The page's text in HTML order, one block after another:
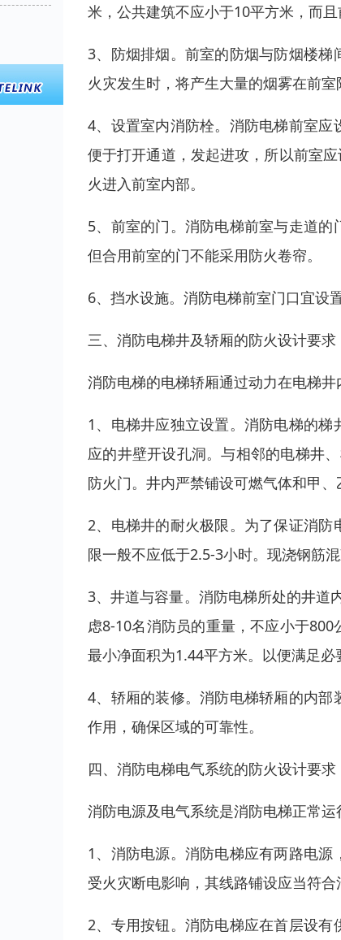
米，公共建筑不应小于10平方米，而且
3、防烟排烟。前室的防烟与防烟楼
火灾发生时，将产生大量的烟雾在前
4、设置室内消防栓。消防电梯前室
便于打开通道，发起进攻，所以前室
火进入前室内部。
5、前室的门。消防电梯前室与走道
但合用前室的门不能采用防火卷帘。
6、挡水设施。消防电梯前室门口宜设
三、消防电梯井及轿厢的防火设计要求
消防电梯的电梯轿厢通过动力在电梯
1、电梯井应独立设置。消防电梯的
应的井壁开设孔洞。与相邻的电梯井
防火门。井内严禁铺设可燃气体和甲、
2、电梯井的耐火极限。为了保证消
限一般不应低于2.5-3小时。现浇钢筋
3、井道与容量。消防电梯所处的井道
虑8-10名消防员的重量，不应小于
最小净面积为1.44平方米。以便满足必
4、轿厢的装修。消防电梯轿厢的内
作用，确保区域的可靠性。
四、消防电梯电气系统的防火设计要求
消防电源及电气系统是消防电梯正常
1、消防电源。消防电梯应有两路电
受火灾断电影响，其线路铺设应当符合
2、专用按钮。消防电梯应在首层设